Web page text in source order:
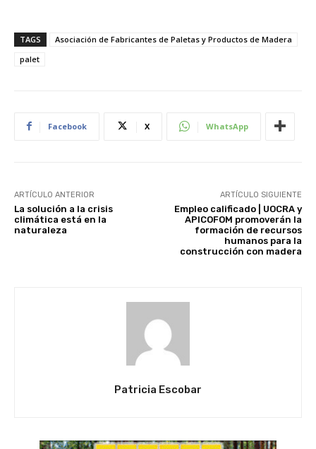
TAGS
Asociación de Fabricantes de Paletas y Productos de Madera
palet
Facebook X WhatsApp
ARTÍCULO ANTERIOR
La solución a la crisis
climática está en la
naturaleza
ARTÍCULO SIGUIENTE
Empleo calificado | UOCRA y
APICOFOM promoverán la
formación de recursos
humanos para la
construcción con madera
Patricia Escobar